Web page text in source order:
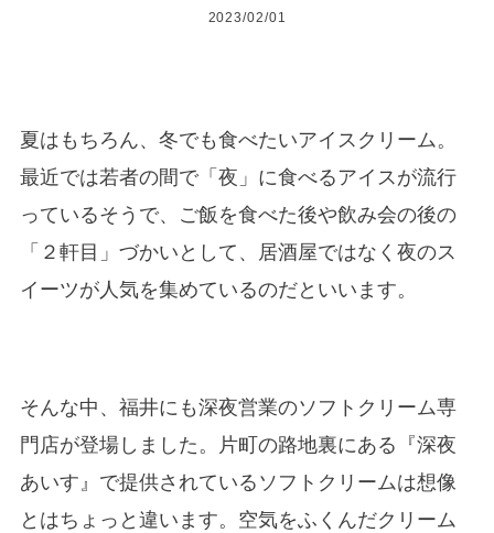
2023/02/01
夏はもちろん、冬でも食べたいアイスクリーム。
最近では若者の間で「夜」に食べるアイスが流行
っているそうで、ご飯を食べた後や飲み会の後の
「２軒目」づかいとして、居酒屋ではなく夜のス
イーツが人気を集めているのだといいます。
そんな中、福井にも深夜営業のソフトクリーム専
門店が登場しました。片町の路地裏にある『深夜
あいす』で提供されているソフトクリームは想像
とはちょっと違います。空気をふくんだクリーム